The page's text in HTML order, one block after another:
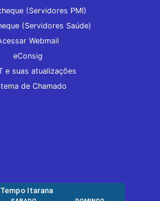
(Servidores PMI)
(Servidores Saúde)
Webmail
eConsig
e suas atualizações
de Chamado